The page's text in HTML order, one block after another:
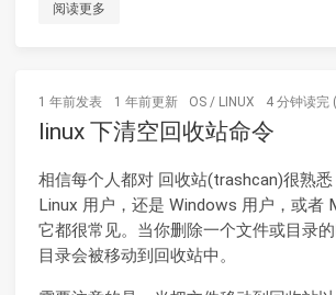
阅读更多
1 年前发表 1 年前更新 OS / LINUX 4 分钟读完
linux 下清空回收站命令
相信每个人都对 回收站(trashcan)很熟
Linux 用户，还是 Windows 用户，或者
它都很常见。当你删除一个文件或目录
目录会被移动到回收站中。